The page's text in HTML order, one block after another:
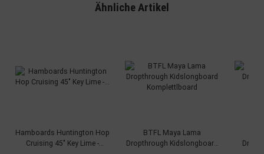
Ähnliche Artikel
Hamboards Huntington Hop
Cruising 45" Key Lime -
BTFL Maya Lama
Dropthrough Kidslongboard